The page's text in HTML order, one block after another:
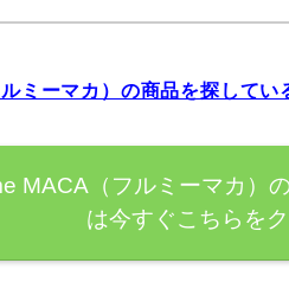
ミーマカ）の商品を探してい
MACA（フルミーマカ）
は今すぐこちらを